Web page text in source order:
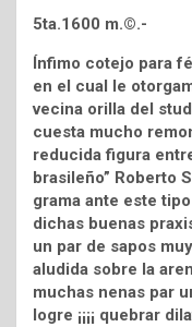
5ta.1600 m.©.-
Ínfimo cotejo para
en el cual le
vecina orilla del
cuesta mucho
reducida figura
brasileño” Roberto
grama ante este
dichas buenas
un par de sapos
aludida sobre la
muchas nenas par
logre ¡¡¡¡ quebrar